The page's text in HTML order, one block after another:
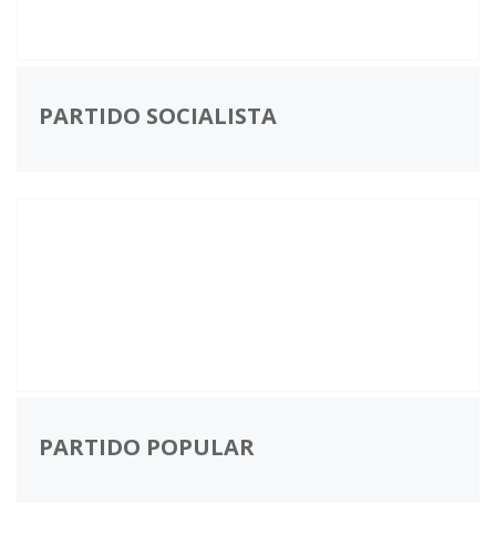
PARTIDO SOCIALISTA
PARTIDO POPULAR